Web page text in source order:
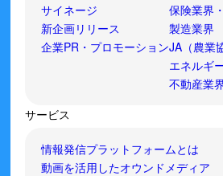
サイネージ
新企画リリース
企業PR・プロモーション
保険業界
製造業界
JA（農業
エネルギ
不動産業
サービス
情報発信プラットフォームとは
動画を活用したオウンドメディア